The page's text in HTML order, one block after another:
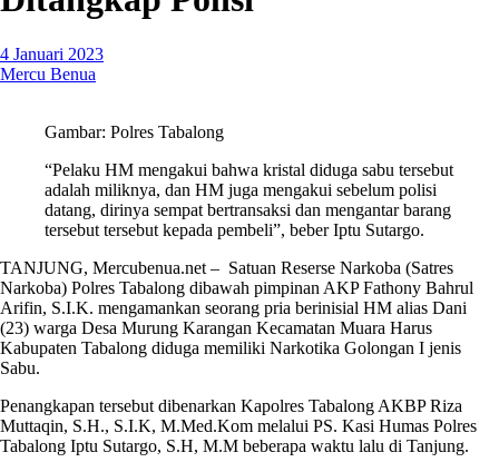
4 Januari 2023
Mercu Benua
Gambar: Polres Tabalong
“Pelaku HM mengakui bahwa kristal diduga sabu tersebut
adalah miliknya, dan HM juga mengakui sebelum polisi
datang, dirinya sempat bertransaksi dan mengantar barang
tersebut tersebut kepada pembeli”, beber Iptu Sutargo.
TANJUNG, Mercubenua.net – Satuan Reserse Narkoba (Satres
Narkoba) Polres Tabalong dibawah pimpinan AKP Fathony Bahrul
Arifin, S.I.K. mengamankan seorang pria berinisial HM alias Dani
(23) warga Desa Murung Karangan Kecamatan Muara Harus
Kabupaten Tabalong diduga memiliki Narkotika Golongan I jenis
Sabu.
Penangkapan tersebut dibenarkan Kapolres Tabalong AKBP Riza
Muttaqin, S.H., S.I.K, M.Med.Kom melalui PS. Kasi Humas Polres
Tabalong Iptu Sutargo, S.H, M.M beberapa waktu lalu di Tanjung.